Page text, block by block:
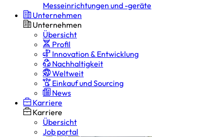
Messeinrichtungen und -geräte
Unternehmen
Unternehmen
Übersicht
Profil
Innovation & Entwicklung
Nachhaltigkeit
Weltweit
Einkauf und Sourcing
News
Karriere
Karriere
Übersicht
Job portal